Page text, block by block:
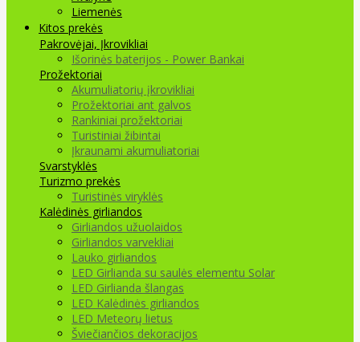
Liemenės
Kitos prekės
Pakrovėjai, Įkrovikliai
Išorinės baterijos - Power Bankai
Prožektoriai
Akumuliatorių įkrovikliai
Prožektoriai ant galvos
Rankiniai prožektoriai
Turistiniai žibintai
Įkraunami akumuliatoriai
Svarstyklės
Turizmo prekės
Turistinės viryklės
Kalėdinės girliandos
Girliandos užuolaidos
Girliandos varvekliai
Lauko girliandos
LED Girlianda su saulės elementu Solar
LED Girlianda šlangas
LED Kalėdinės girliandos
LED Meteorų lietus
Šviečiančios dekoracijos